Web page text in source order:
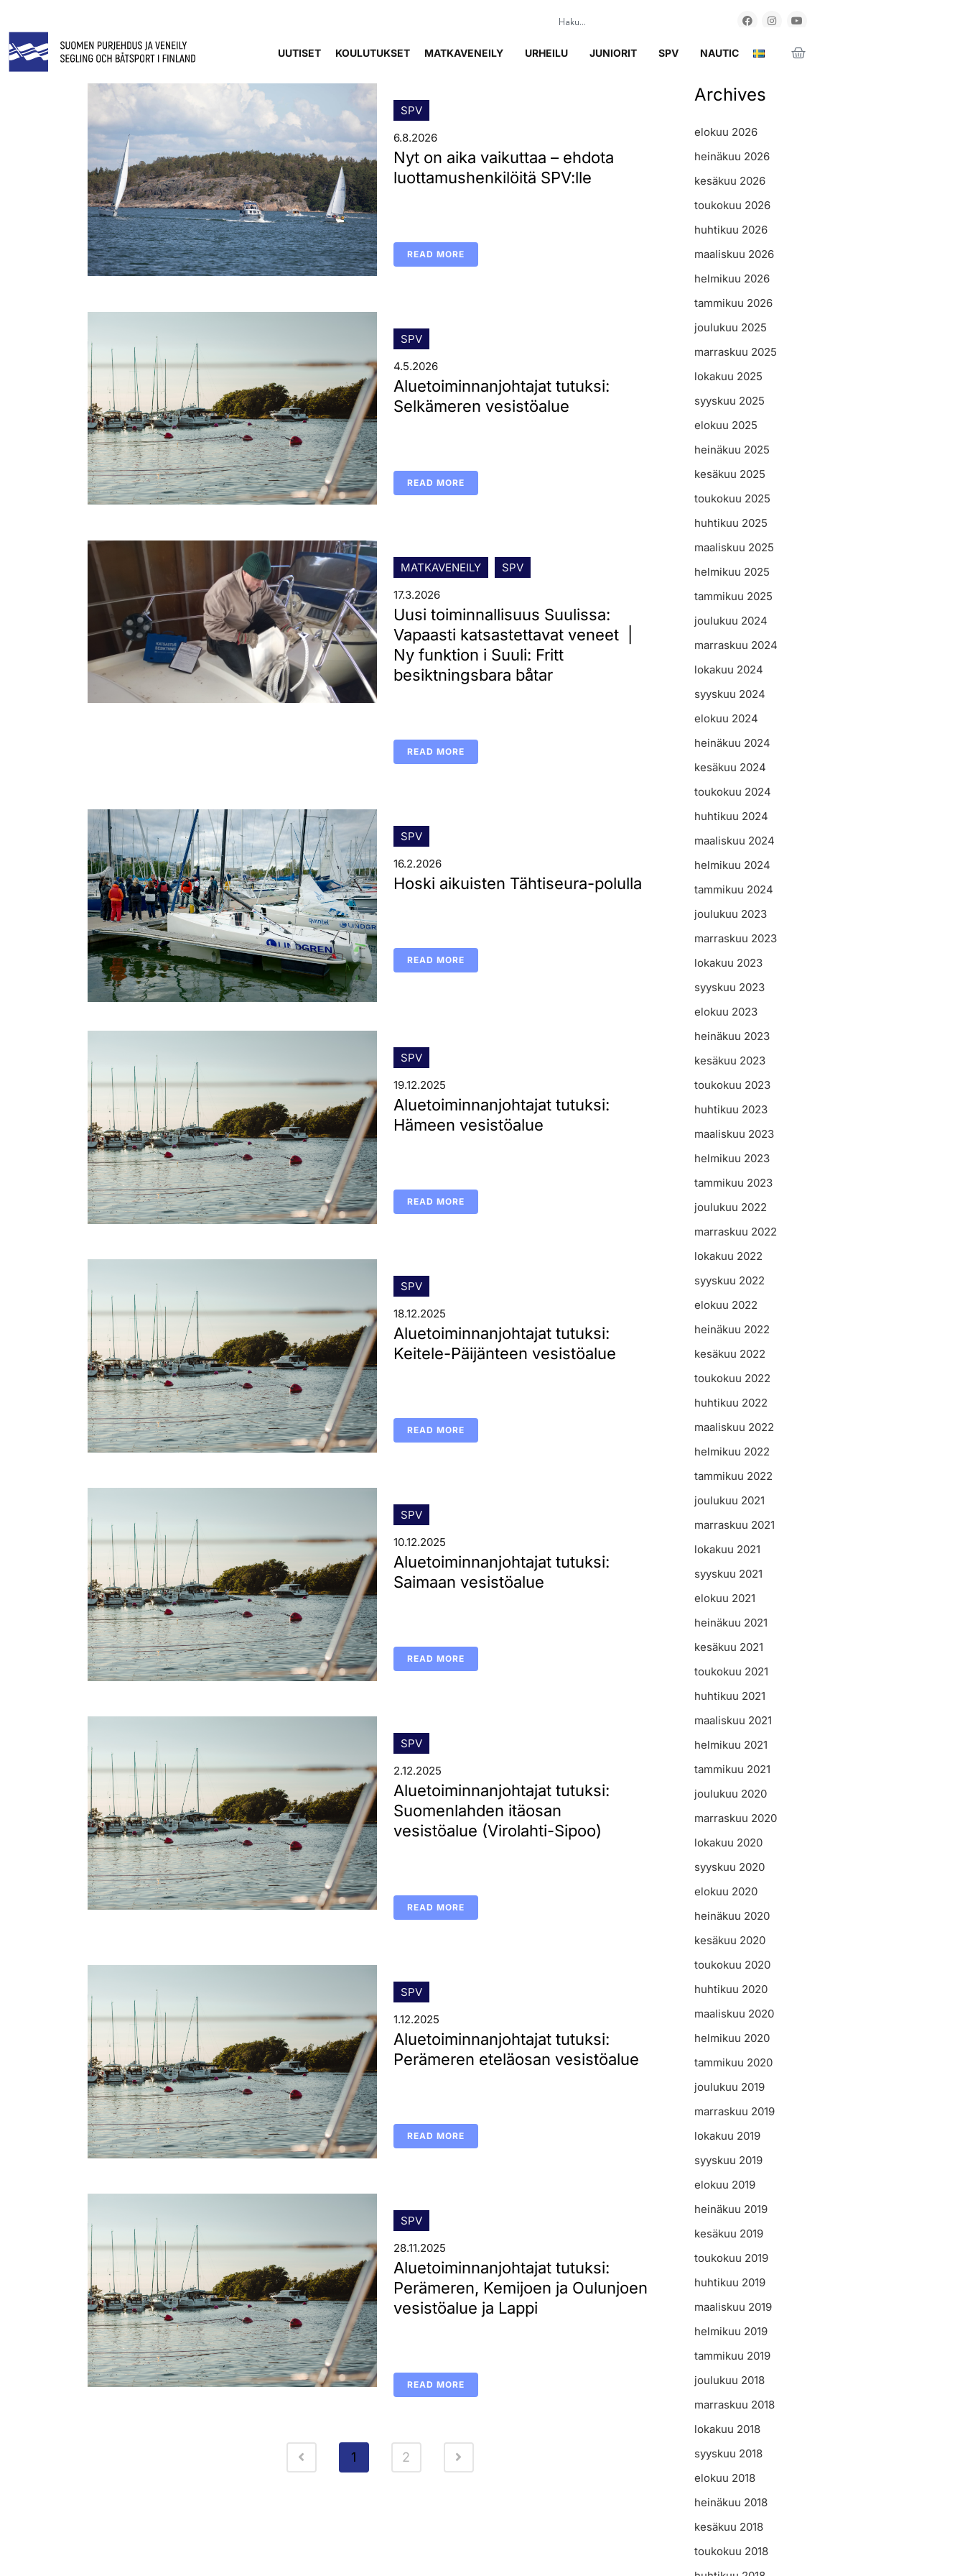
UUTISET KOULUTUKSET MATKAVENEILY URHEILU JUNIORIT SPV NAUTIC
SPV
6.8.2026
Nyt on aika vaikuttaa – ehdota
luottamushenkilöitä SPV:lle
READ MORE
SPV
4.5.2026
Aluetoiminnanjohtajat tutuksi:
Selkämeren vesistöalue
READ MORE
MATKAVENEILY
SPV
17.3.2026
Uusi toiminnallisuus Suulissa:
Vapaasti katsastettavat veneet |
Ny funktion i Suuli: Fritt
besiktningsbara båtar
READ MORE
SPV
16.2.2026
Hoski aikuisten Tähtiseura-polulla
READ MORE
SPV
19.12.2025
Aluetoiminnanjohtajat tutuksi:
Hämeen vesistöalue
READ MORE
SPV
18.12.2025
Aluetoiminnanjohtajat tutuksi:
Keitele-Päijänteen vesistöalue
READ MORE
SPV
10.12.2025
Aluetoiminnanjohtajat tutuksi:
Saimaan vesistöalue
READ MORE
SPV
2.12.2025
Aluetoiminnanjohtajat tutuksi:
Suomenlahden itäosan
vesistöalue (Virolahti-Sipoo)
READ MORE
SPV
1.12.2025
Aluetoiminnanjohtajat tutuksi:
Perämeren eteläosan vesistöalue
READ MORE
SPV
28.11.2025
Aluetoiminnanjohtajat tutuksi:
Perämeren, Kemijoen ja Oulunjoen
vesistöalue ja Lappi
READ MORE
1 2
Archives
elokuu 2026
heinäkuu 2026
kesäkuu 2026
toukokuu 2026
huhtikuu 2026
maaliskuu 2026
helmikuu 2026
tammikuu 2026
joulukuu 2025
marraskuu 2025
lokakuu 2025
syyskuu 2025
elokuu 2025
heinäkuu 2025
kesäkuu 2025
toukokuu 2025
huhtikuu 2025
maaliskuu 2025
helmikuu 2025
tammikuu 2025
joulukuu 2024
marraskuu 2024
lokakuu 2024
syyskuu 2024
elokuu 2024
heinäkuu 2024
kesäkuu 2024
toukokuu 2024
huhtikuu 2024
maaliskuu 2024
helmikuu 2024
tammikuu 2024
joulukuu 2023
marraskuu 2023
lokakuu 2023
syyskuu 2023
elokuu 2023
heinäkuu 2023
kesäkuu 2023
toukokuu 2023
huhtikuu 2023
maaliskuu 2023
helmikuu 2023
tammikuu 2023
joulukuu 2022
marraskuu 2022
lokakuu 2022
syyskuu 2022
elokuu 2022
heinäkuu 2022
kesäkuu 2022
toukokuu 2022
huhtikuu 2022
maaliskuu 2022
helmikuu 2022
tammikuu 2022
joulukuu 2021
marraskuu 2021
lokakuu 2021
syyskuu 2021
elokuu 2021
heinäkuu 2021
kesäkuu 2021
toukokuu 2021
huhtikuu 2021
maaliskuu 2021
helmikuu 2021
tammikuu 2021
joulukuu 2020
marraskuu 2020
lokakuu 2020
syyskuu 2020
elokuu 2020
heinäkuu 2020
kesäkuu 2020
toukokuu 2020
huhtikuu 2020
maaliskuu 2020
helmikuu 2020
tammikuu 2020
joulukuu 2019
marraskuu 2019
lokakuu 2019
syyskuu 2019
elokuu 2019
heinäkuu 2019
kesäkuu 2019
toukokuu 2019
huhtikuu 2019
maaliskuu 2019
helmikuu 2019
tammikuu 2019
joulukuu 2018
marraskuu 2018
lokakuu 2018
syyskuu 2018
elokuu 2018
heinäkuu 2018
kesäkuu 2018
toukokuu 2018